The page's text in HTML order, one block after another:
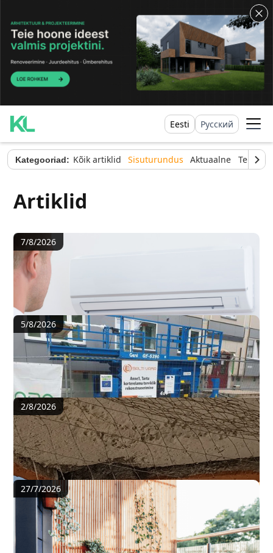
Eesti Русский
Kategooriad: Kõik artiklid Sisuturundus Aktuaalne
Artiklid
7/8/2026
Korteri tervisekontroll: Miks tekib hallitus
korterisse ka siis, kui kodu on puhas?
5/8/2026
Enne kui tellingud püsti said, tuli veenda 90
kodu
2/8/2026
Korteriühistu ei reageeri – mida teha, kui
probleem jääb lahenduseta?
27/7/2026
Mida peab teadma rõdul taimede ja
köögiviljade kasvatamisest?